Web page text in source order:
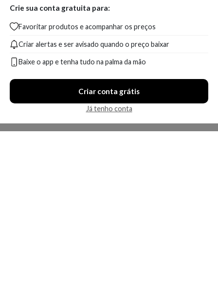
Crie sua conta gratuita para:
Favoritar produtos e acompanhar os preços
Criar alertas e ser avisado quando o preço baixar
Baixe o app e tenha tudo na palma da mão
Criar conta grátis
Já tenho conta